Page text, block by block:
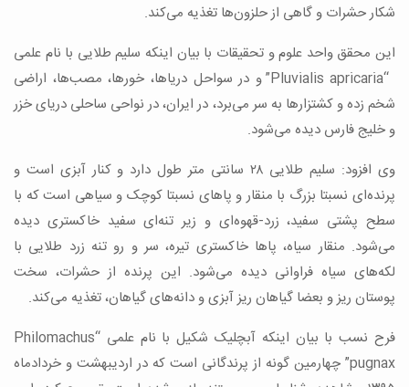
شکار حشرات و گاهی از حلزون‌ها تغذیه می‌کند.
این محقق واحد علوم و تحقیقات با بیان اینکه سلیم طلایی با نام علمی
“Pluvialis apricaria” و در سواحل دریاها، خورها، مصب‌ها، اراضی
شخم زده و کشتزارها به سر می‌برد، در ایران، در نواحی ساحلی دریای خزر
و خلیج فارس دیده می‌شود.
وی افزود: سلیم طلایی ۲۸ سانتی متر طول دارد و کنار آبزی است و
پرنده‌ای نسبتا بزرگ با منقار و پاهای نسبتا کوچک و سیاهی است که با
سطح پشتی سفید، زرد-قهوه‌ای و زیر تنه‌ای سفید خاکستری دیده
می‌شود. منقار سیاه، پاها خاکستری تیره، سر و رو تنه زرد طلایی با
لکه‌های سیاه فراوانی دیده می‌شود. این پرنده از حشرات، سخت
پوستان ریز و بعضا گیاهان ریز آبزی و دانه‌های گیاهان، تغذیه می‌کند.
فرح نسب با بیان اینکه آبچلیک شکیل با نام علمی “Philomachus
pugnax” چهارمین گونه از پرندگانی است که در اردیبهشت و خردادماه